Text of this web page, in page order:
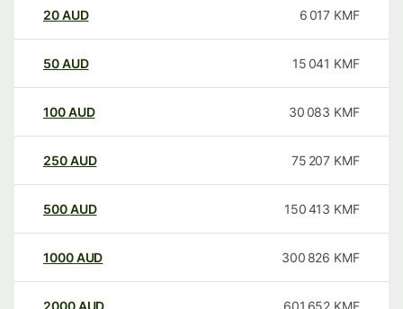
20AUD 6 017 KMF
50AUD 15 041 KMF
100AUD 30 083 KMF
250AUD 75 207 KMF
500AUD 150 413 KMF
1000AUD 300 826 KMF